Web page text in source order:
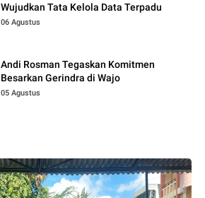
Wujudkan Tata Kelola Data Terpadu
06 Agustus
Andi Rosman Tegaskan Komitmen
Besarkan Gerindra di Wajo
05 Agustus